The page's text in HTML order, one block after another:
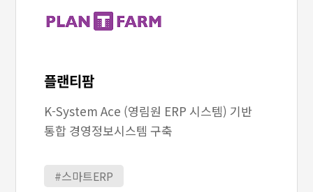
플랜티팜
K-System Ace (영림원 ERP 시스템) 기반
통합 경영정보시스템 구축
#스마트ERP